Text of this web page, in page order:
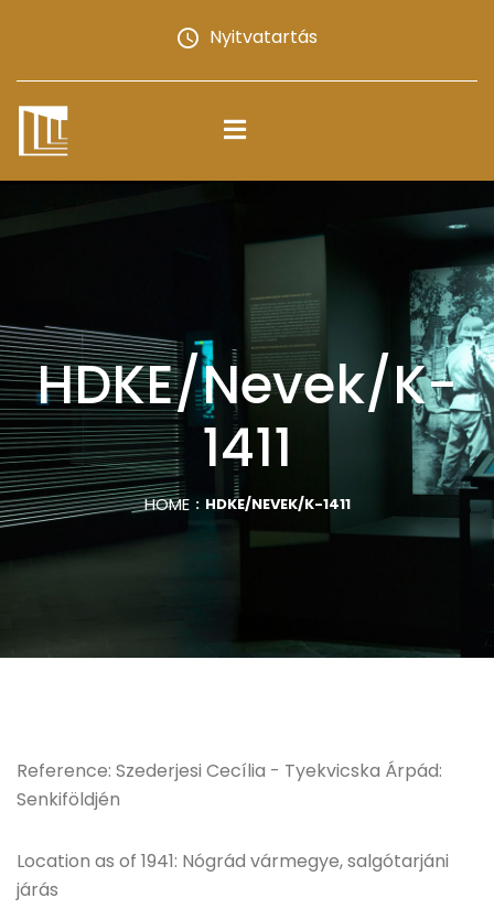
Nyitvatartás
HDKE/Nevek/K-
1411
HOME HDKE/NEVEK/K-1411
Reference: Szederjesi Cecília - Tyekvicska Árpád:
Senkiföldjén
Location as of 1941: Nógrád vármegye, salgótarjáni
járás